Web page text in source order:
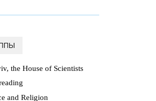
the House of Scientists
and Religion